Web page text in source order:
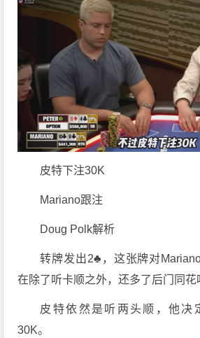
皮特下注30K
Mariano跟注
Doug Polk解析
转牌发出2♣，这张牌对
在除了听卡顺之外，还多了后门同花
皮特依然是听两头顺，他决
30K。